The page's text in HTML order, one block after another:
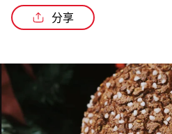
分享